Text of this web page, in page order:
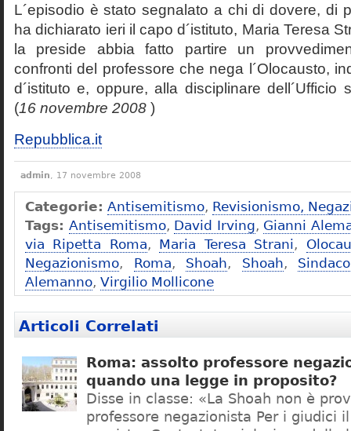
L´episodio è stato segnalato a chi di dovere, di
ha dichiarato ieri il capo d´istituto, Maria Teresa
la preside abbia fatto partire un
confronti del professore che nega l´Olocausto,
d´istituto e, oppure, alla disciplinare dell´Ufficio
(16 novembre 2008 )
Repubblica.it
admin, 17 novembre 2008
Categorie: Antisemitismo, Revisionismo,
Tags: Antisemitismo, David Irving, Gianni
via Ripetta Roma, Maria Teresa Strani,
Negazionismo, Roma, Shoah, Shoah,
Alemanno, Virgilio Mollicone
Articoli Correlati
Roma: assolto professore
quando una legge in proposito?
Disse in classe: «La Shoah non è
professore negazionista Per i giudici